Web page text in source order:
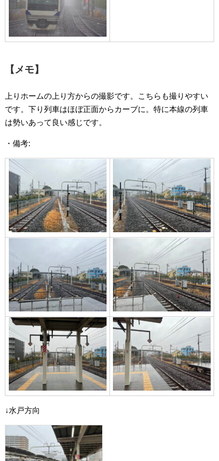
【メモ】
上りホームの上り方からの撮影です。こちらも撮りやすい
です。下り列車はほぼ正面からカーブに。特に本線の列車
は勢いあって良い感じです。
・備考:
↓水戸方向